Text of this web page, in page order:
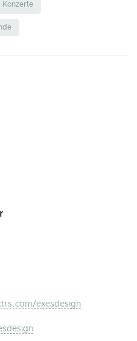
Konzerte
exesdesign